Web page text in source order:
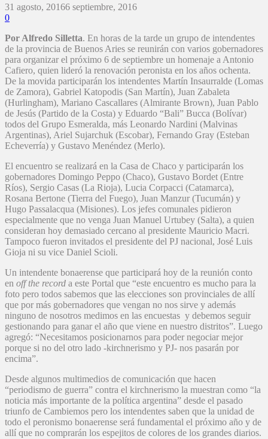
31 agosto, 20166 septiembre, 2016
0
Por Alfredo Silletta. En horas de la tarde un grupo de intendentes
de la provincia de Buenos Aries se reunirán con varios gobernadores
para organizar el próximo 6 de septiembre un homenaje a Antonio
Cafiero, quien lideró la renovación peronista en los años ochenta.
De la movida participarán los intendentes Martín Insaurralde (Lomas
de Zamora), Gabriel Katopodis (San Martín), Juan Zabaleta
(Hurlingham), Mariano Cascallares (Almirante Brown), Juan Pablo
de Jesús (Partido de la Costa) y Eduardo “Bali” Bucca (Bolívar)
todos del Grupo Esmeralda, más Leonardo Nardini (Malvinas
Argentinas), Ariel Sujarchuk (Escobar), Fernando Gray (Esteban
Echeverría) y Gustavo Menéndez (Merlo).
El encuentro se realizará en la Casa de Chaco y participarán los
gobernadores Domingo Peppo (Chaco), Gustavo Bordet (Entre
Ríos), Sergio Casas (La Rioja), Lucia Corpacci (Catamarca),
Rosana Bertone (Tierra del Fuego), Juan Manzur (Tucumán) y
Hugo Passalacqua (Misiones). Los jefes comunales pidieron
especialmente que no venga Juan Manuel Urtubey (Salta), a quien
consideran hoy demasiado cercano al presidente Mauricio Macri.
Tampoco fueron invitados el presidente del PJ nacional, José Luis
Gioja ni su vice Daniel Scioli.
Un intendente bonaerense que participará hoy de la reunión conto
en off the record a este Portal que “este encuentro es mucho para la
foto pero todos sabemos que las elecciones son provinciales de allí
que por más gobernadores que vengan no nos sirve y además
ninguno de nosotros medimos en las encuestas y debemos seguir
gestionando para ganar el año que viene en nuestro distritos”. Luego
agregó: “Necesitamos posicionarnos para poder negociar mejor
porque si no del otro lado -kirchnerismo y PJ- nos pasarán por
encima”.
Desde algunos multimedios de comunicación que hacen
“periodismo de guerra” contra el kirchnerismo la muestran como “la
noticia más importante de la política argentina” desde el pasado
triunfo de Cambiemos pero los intendentes saben que la unidad de
todo el peronismo bonaerense será fundamental el próximo año y de
allí que no comprarán los espejitos de colores de los grandes diarios.